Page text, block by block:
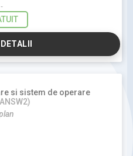
si sistem de operare